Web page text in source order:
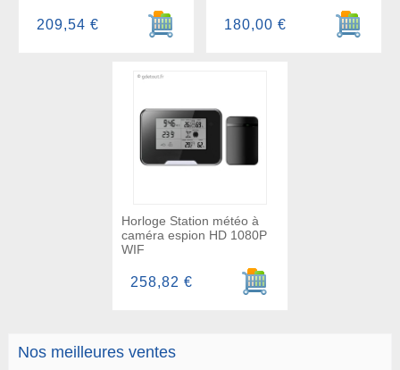
Nos meilleures ventes
Ajouter au panier
209,54 €
Ajouter
180,00 €
Horloge Station météo à
caméra espion HD 1080P
WIF
Ajouter au panier
258,82 €